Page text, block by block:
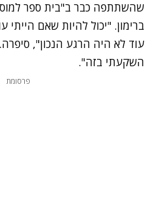
שהשתתפה כבר ב"בית ספר
ברימון. "יכול להיות שאם
עוד לא היה הרגע הנכון",
השקעתי בזה".
פרסומת